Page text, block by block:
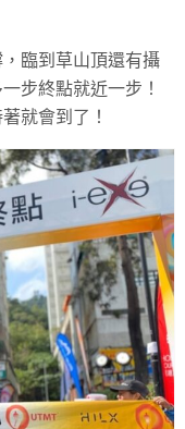
臨到草山頂還有攝
步終點就近一步！
就會到了！